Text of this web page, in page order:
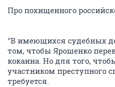
Про похищенного
"В имеющихся судебных
том, чтобы Ярошенко
кокаина. Но для того,
участником преступного
требуется.